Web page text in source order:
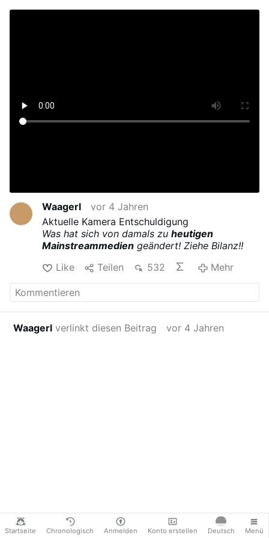
Startseite Chronologisch Anmelden Konto erstellen Deutsch Menü
Waagerl
vor 4 Jahren
Aktuelle Kamera Entschuldigung
Was hat sich von damals zuheutigen
Mainstreammedien geändert! Ziehe Bilanz!!
Like
Teilen 532 Mehr
Waagerl verlinkt diesen Beitrag vor 4 Jahren